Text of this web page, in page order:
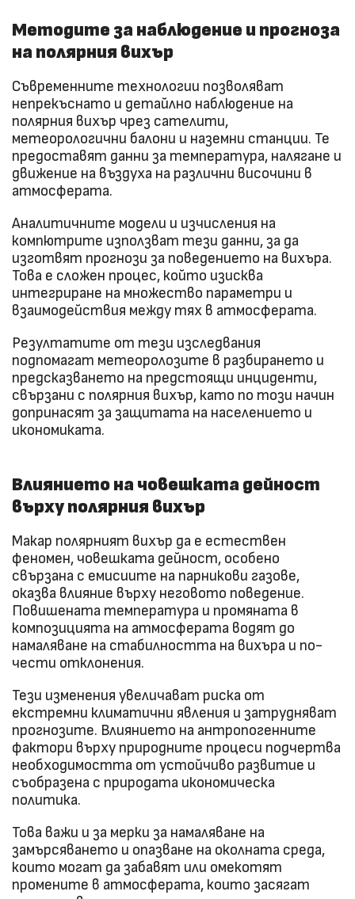
Методите за наблюдение и прогноза
на полярния вихър
Съвременните технологии позволяват
непрекъснато и детайлно наблюдение на
полярния вихър чрез сателити,
метеорологични балони и наземни станции. Те
предоставят данни за температура, налягане и
движение на въздуха на различни височини в
атмосферата.
Аналитичните модели и изчисления на
компютрите използват тези данни, за да
изготвят прогнози за поведението на вихъра.
Това е сложен процес, който изисква
интегриране на множество параметри и
взаимодействия между тях в атмосферата.
Резултатите от тези изследвания
подпомагат метеоролозите в разбирането и
предсказването на предстоящи инциденти,
свързани с полярния вихър, като по този начин
допринасят за защитата на населението и
икономиката.
Влиянието на човешката дейност
върху полярния вихър
Макар полярният вихър да е естествен
феномен, човешката дейност, особено
свързана с емисиите на парникови газове,
оказва влияние върху неговото поведение.
Повишената температура и промяната в
композицията на атмосферата водят до
намаляване на стабилността на вихъра и по-
чести отклонения.
Тези изменения увеличават риска от
екстремни климатични явления и затрудняват
прогнозите. Влиянието на антропогенните
фактори върху природните процеси подчертва
необходимостта от устойчиво развитие и
съобразена с природата икономическа
политика.
Това важи и за мерки за намаляване на
замърсяването и опазване на околната среда,
които могат да забавят или омекотят
промените в атмосферата, които засягат